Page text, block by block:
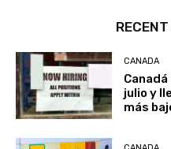
CANADA
julio y
más